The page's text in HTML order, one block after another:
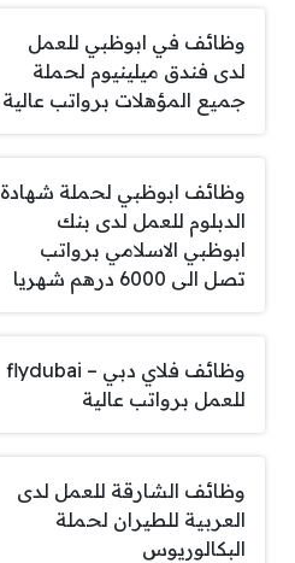
وظائف في ابوظبي للعمل
لدى فندق ميلينيوم لحملة
جميع المؤهلات برواتب عالية
وظائف ابوظبي لحملة شهادة
الدبلوم للعمل لدى بنك
ابوظبي الاسلامي برواتب
تصل الى 6000 درهم شهريا
وظائف فلاي دبي – flydubai
للعمل برواتب عالية
وظائف الشارقة للعمل لدى
العربية للطيران لحملة
البكالوريوس